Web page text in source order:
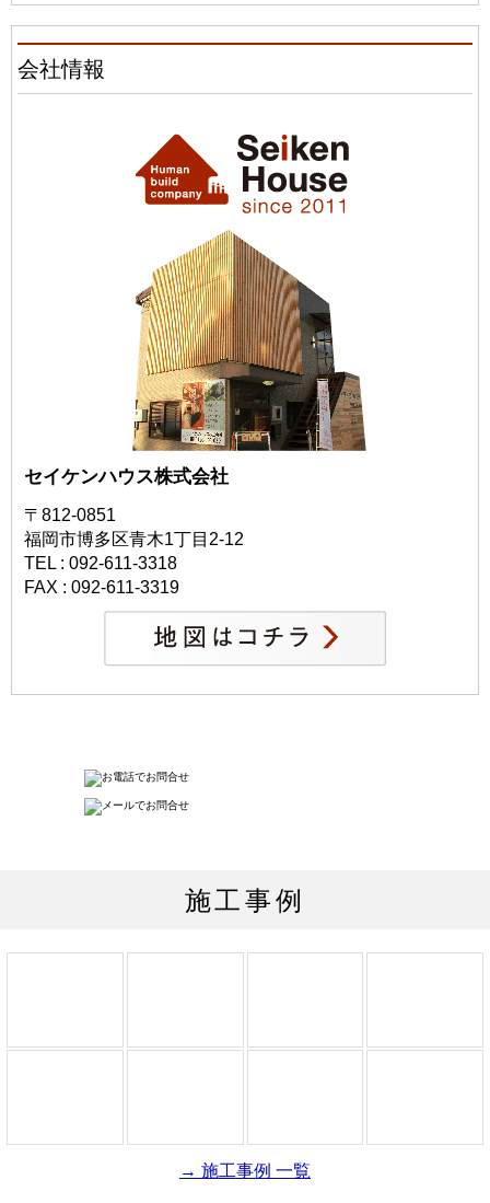
会社情報
セイケンハウス株式会社
〒812-0851
福岡市博多区青木1丁目2-12
TEL : 092-611-3318
FAX : 092-611-3319
施工事例
→ 施工事例 一覧